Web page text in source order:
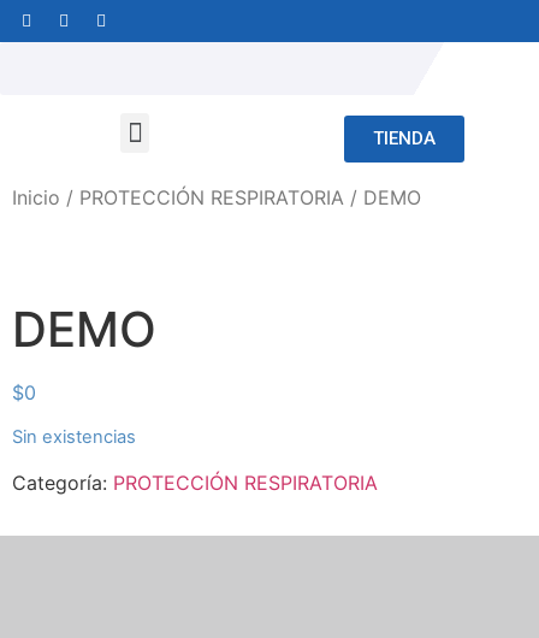
TIENDA
Inicio / PROTECCIÓN RESPIRATORIA / DEMO
DEMO
$0
Sin existencias
Categoría: PROTECCIÓN RESPIRATORIA